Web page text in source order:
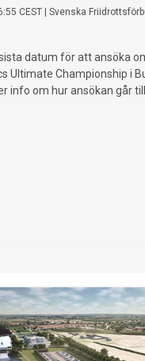
CEST
Svenska
datum för att ansöka
Ultimate Championship i
info om hur ansökan går